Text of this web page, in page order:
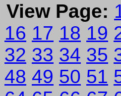
View Page:
16 17 18 19
32 33 34 35
48 49 50 51